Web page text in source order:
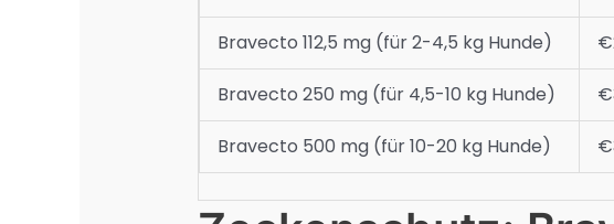
Bravecto 112,5 mg (für 2-4,5 kg Hunde)
Bravecto 250 mg (für 4,5-10 kg Hunde)
Bravecto 500 mg (für 10-20 kg Hunde)